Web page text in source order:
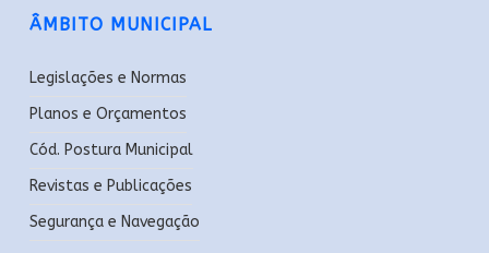
ÂMBITO MUNICIPAL
Legislações e Normas
Planos e Orçamentos
Cód. Postura Municipal
Revistas e Publicações
Segurança e Navegação